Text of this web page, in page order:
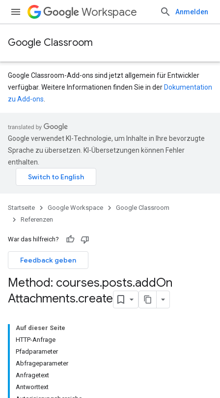
Workspace Anmelden
Google Classroom
Google Classroom-Add-ons sind jetzt allgemein für Entwickler
verfügbar. Weitere Informationen finden Sie in der Dokumentation
zu Add-ons
Google verwendet KI-Technologie, um Inhalte in Ihre bevorzugte
Sprache zu übersetzen. KI-Übersetzungen können Fehler
enthalten.
Startseite Google Workspace
Google Classroom
Referenzen
War das hilfreich?
Feedback geben
Method: courses.posts.addOn
Attachments.create
Auf dieser Seite
HTTP-Anfrage
Pfadparameter
Abfrageparameter
Anfragetext
Antworttext